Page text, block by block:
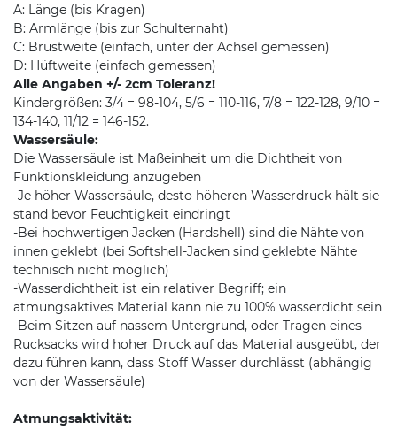
A: Länge (bis Kragen)
B: Armlänge (bis zur Schulternaht)
C: Brustweite (einfach, unter der Achsel gemessen)
D: Hüftweite (einfach gemessen)
Alle Angaben +/- 2cm Toleranz!
Kindergrößen: 3/4 = 98-104, 5/6 = 110-116, 7/8 = 122-128, 9/10 =
134-140, 11/12 = 146-152.
Wassersäule:
Die Wassersäule ist Maßeinheit um die Dichtheit von
Funktionskleidung anzugeben
-Je höher Wassersäule, desto höheren Wasserdruck hält sie
stand bevor Feuchtigkeit eindringt
-Bei hochwertigen Jacken (Hardshell) sind die Nähte von
innen geklebt (bei Softshell-Jacken sind geklebte Nähte
technisch nicht möglich)
-Wasserdichtheit ist ein relativer Begriff; ein
atmungsaktives Material kann nie zu 100% wasserdicht sein
-Beim Sitzen auf nassem Untergrund, oder Tragen eines
Rucksacks wird hoher Druck auf das Material ausgeübt, der
dazu führen kann, dass Stoff Wasser durchlässt (abhängig
von der Wassersäule)
Atmungsaktivität: